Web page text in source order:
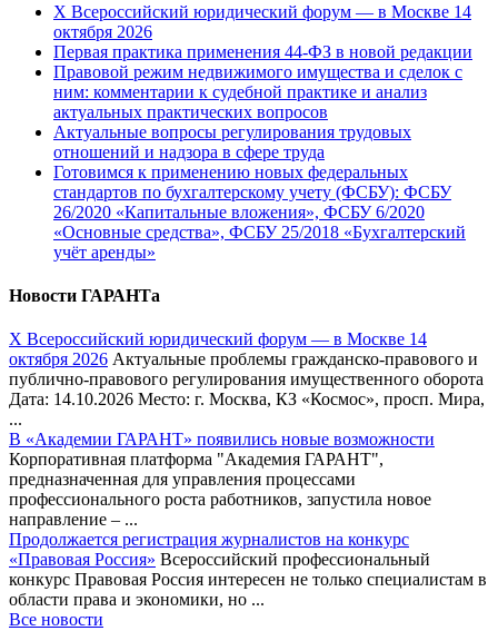
Х Всероссийский юридический форум — в Москве 14
октября 2026
Первая практика применения 44-ФЗ в новой редакции
Правовой режим недвижимого имущества и сделок с
ним: комментарии к судебной практике и анализ
актуальных практических вопросов
Актуальные вопросы регулирования трудовых
отношений и надзора в сфере труда
Готовимся к применению новых федеральных
стандартов по бухгалтерскому учету (ФСБУ): ФСБУ
26/2020 «Капитальные вложения», ФСБУ 6/2020
«Основные средства», ФСБУ 25/2018 «Бухгалтерский
учёт аренды»
Новости ГАРАНТа
Х Всероссийский юридический форум — в Москве 14
октября 2026 Актуальные проблемы гражданско-правового и
публично-правового регулирования имущественного оборота
Дата: 14.10.2026 Место: г. Москва, КЗ «Космос», просп. Мира,
...
В «Академии ГАРАНТ» появились новые возможности
Корпоративная платформа "Академия ГАРАНТ",
предназначенная для управления процессами
профессионального роста работников, запустила новое
направление – ...
Продолжается регистрация журналистов на конкурс
«Правовая Россия» Всероссийский профессиональный
конкурс Правовая Россия интересен не только специалистам в
области права и экономики, но ...
Все новости